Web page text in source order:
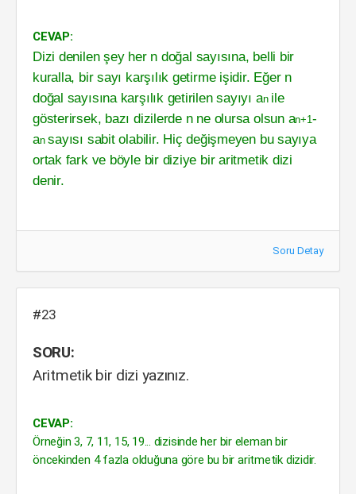
CEVAP:
Dizi denilen şey her n doğal sayısına, belli bir
kuralla, bir sayı karşılık getirme işidir. Eğer n
doğal sayısına karşılık getirilen sayıyı an ile
gösterirsek, bazı dizilerde n ne olursa olsun an+1-
ansayısı sabit olabilir. Hiç değişmeyen bu sayıya
ortak fark ve böyle bir diziye bir aritmetik dizi
denir.
Soru Detay
#23
SORU:
Aritmetik bir dizi yazınız.
CEVAP:
Örneğin 3, 7, 11, 15, 19... dizisinde her bir eleman bir
öncekinden 4 fazla olduğuna göre bu bir aritmetik dizidir.